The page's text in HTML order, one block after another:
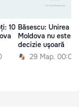
10 Băsescu: Unirea
Moldova nu este o
decizie uşoară
29 Мар. 00:00